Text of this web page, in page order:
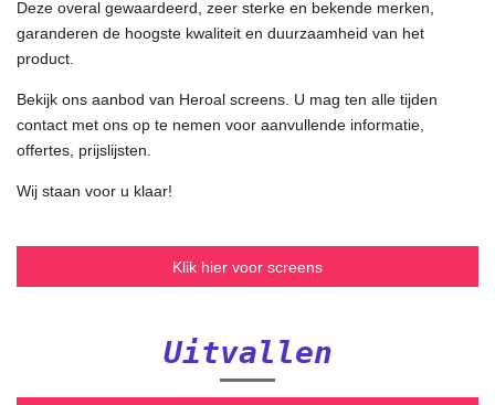
Deze overal gewaardeerd, zeer sterke en bekende merken,
garanderen de hoogste kwaliteit en duurzaamheid van het
product.
Bekijk ons aanbod van Heroal screens. U mag ten alle tijden
contact met ons op te nemen voor aanvullende informatie,
offertes, prijslijsten.
Wij staan voor u klaar!
Klik hier voor screens
Uitvallen